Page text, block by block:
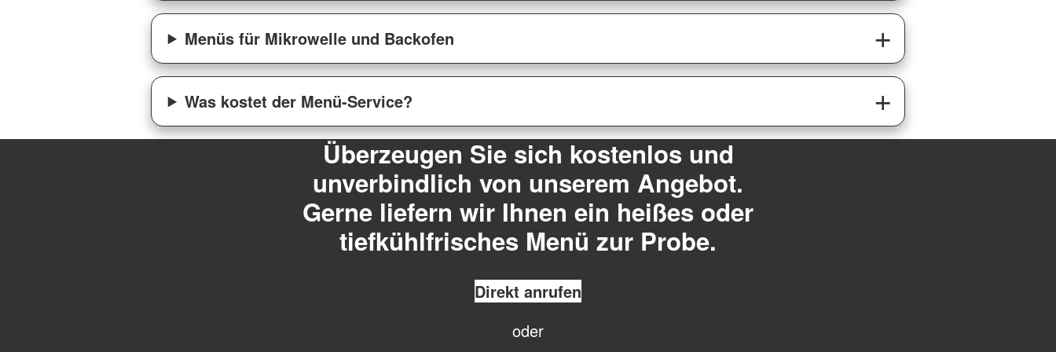
Menüs für Mikrowelle und Backofen
Was kostet der Menü-Service?
Überzeugen Sie sich kostenlos und
unverbindlich von unserem Angebot.
Gerne liefern wir Ihnen ein heißes oder
tiefkühlfrisches Menü zur Probe.
Direkt anrufen
oder